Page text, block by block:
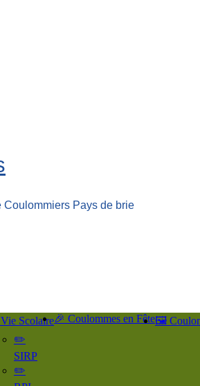
Coulommiers Pays de brie
Scolaire
✏️
SIRP
✏️
🎉 Coulommes en Fête🖼️